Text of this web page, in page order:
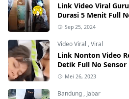
Link Video Viral
Durasi 5 Menit Full
Internet, Hati-Hati
Sep 25, 2024
Video Viral ,Viral
Link Nonton Video
Detik Full No
Hati-Hati Phising!
Mei 26, 2023
Bandung , Jabar